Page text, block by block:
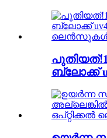
ബ്ലോക്ക്